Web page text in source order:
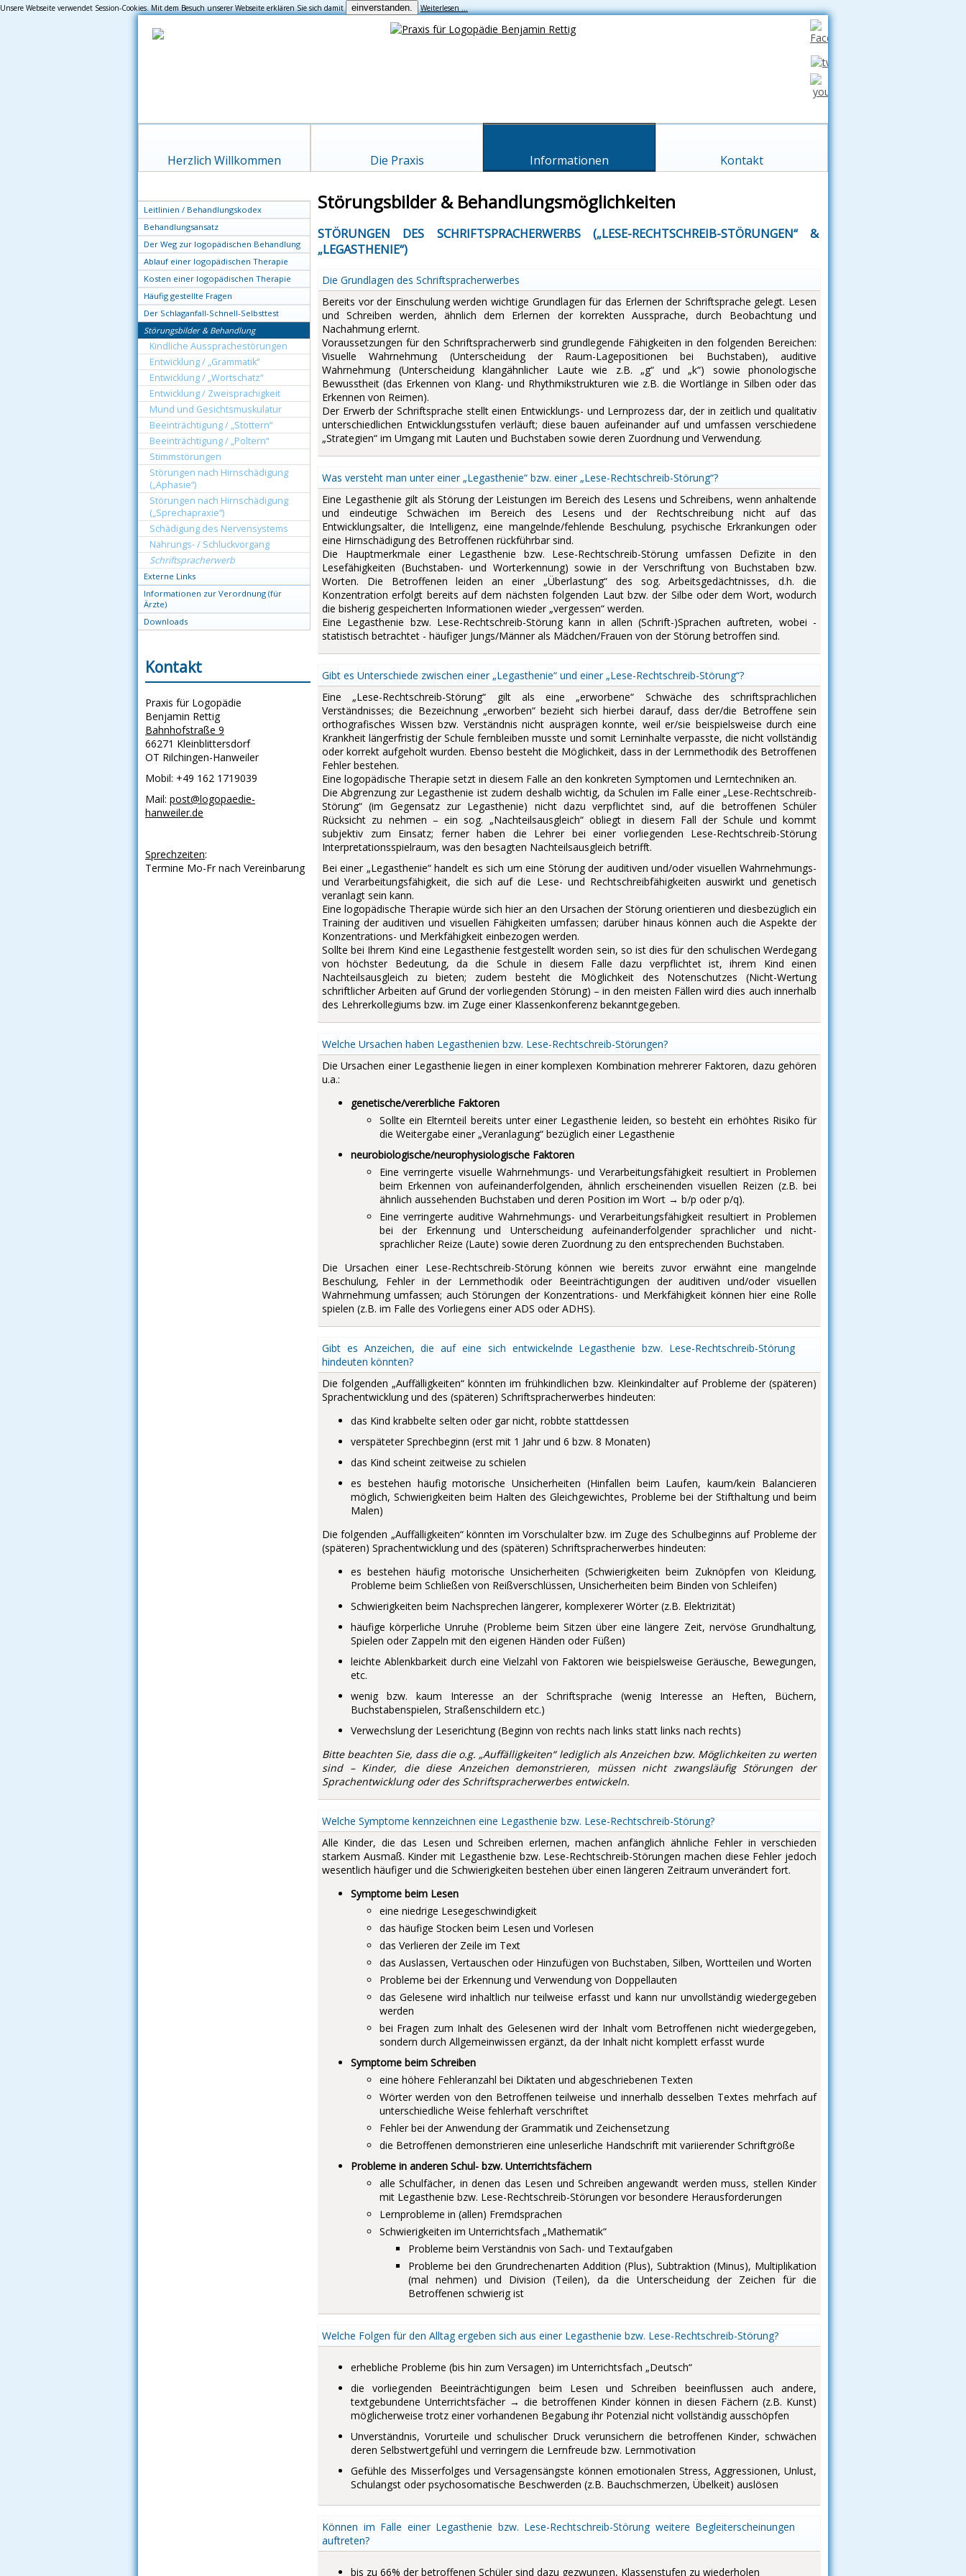
Unsere Webseite verwendet Session-Cookies. Mit dem Besuch unserer Webseite erklären Sie sich damit einverstanden. Weiterlesen …
Navigation
Herzlich Willkommen Die Praxis Informationen Kontakt
Störungsbilder & Behandlungsmöglichkeiten
STÖRUNGEN DES SCHRIFTSPRACHERWERBS („LESE-RECHTSCHREIB-STÖRUNGEN“ &
„LEGASTHENIE“)
Die Grundlagen des Schriftspracherwerbes
Bereits vor der Einschulung werden wichtige Grundlagen für das Erlernen der Schriftsprache gelegt. Lesen
und Schreiben werden, ähnlich dem Erlernen der korrekten Aussprache, durch Beobachtung und
Nachahmung erlernt.
Voraussetzungen für den Schriftspracherwerb sind grundlegende Fähigkeiten in den folgenden Bereichen:
Visuelle Wahrnehmung (Unterscheidung der Raum-Lagepositionen bei Buchstaben), auditive
Wahrnehmung (Unterscheidung klangähnlicher Laute wie z.B. „g“ und „k“) sowie phonologische
Bewusstheit (das Erkennen von Klang- und Rhythmikstrukturen wie z.B. die Wortlänge in Silben oder das
Erkennen von Reimen).
Der Erwerb der Schriftsprache stellt einen Entwicklungs- und Lernprozess dar, der in zeitlich und qualitativ
unterschiedlichen Entwicklungsstufen verläuft; diese bauen aufeinander auf und umfassen verschiedene
„Strategien“ im Umgang mit Lauten und Buchstaben sowie deren Zuordnung und Verwendung.
Was versteht man unter einer „Legasthenie“ bzw. einer „Lese-Rechtschreib-Störung“?
Eine Legasthenie gilt als Störung der Leistungen im Bereich des Lesens und Schreibens, wenn anhaltende
und eindeutige Schwächen im Bereich des Lesens und der Rechtschreibung nicht auf das
Entwicklungsalter, die Intelligenz, eine mangelnde/fehlende Beschulung, psychische Erkrankungen oder
eine Hirnschädigung des Betroffenen rückführbar sind.
Die Hauptmerkmale einer Legasthenie bzw. Lese-Rechtschreib-Störung umfassen Defizite in den
Lesefähigkeiten (Buchstaben- und Worterkennung) sowie in der Verschriftung von Buchstaben bzw.
Worten. Die Betroffenen leiden an einer „Überlastung“ des sog. Arbeitsgedächtnisses, d.h. die
Konzentration erfolgt bereits auf dem nächsten folgenden Laut bzw. der Silbe oder dem Wort, wodurch
die bisherig gespeicherten Informationen wieder „vergessen“ werden.
Eine Legasthenie bzw. Lese-Rechtschreib-Störung kann in allen (Schrift-)Sprachen auftreten, wobei -
statistisch betrachtet - häufiger Jungs/Männer als Mädchen/Frauen von der Störung betroffen sind.
Gibt es Unterschiede zwischen einer „Legasthenie“ und einer „Lese-Rechtschreib-Störung“?
Eine „Lese-Rechtschreib-Störung“ gilt als eine „erworbene“ Schwäche des schriftsprachlichen
Verständnisses; die Bezeichnung „erworben“ bezieht sich hierbei darauf, dass der/die Betroffene sein
orthografisches Wissen bzw. Verständnis nicht ausprägen konnte, weil er/sie beispielsweise durch eine
Krankheit längerfristig der Schule fernbleiben musste und somit Lerninhalte verpasste, die nicht vollständig
oder korrekt aufgeholt wurden. Ebenso besteht die Möglichkeit, dass in der Lernmethodik des Betroffenen
Fehler bestehen.
Eine logopädische Therapie setzt in diesem Falle an den konkreten Symptomen und Lerntechniken an.
Die Abgrenzung zur Legasthenie ist zudem deshalb wichtig, da Schulen im Falle einer „Lese-Rechtschreib-
Störung“ (im Gegensatz zur Legasthenie) nicht dazu verpflichtet sind, auf die betroffenen Schüler
Rücksicht zu nehmen – ein sog. „Nachteilsausgleich“ obliegt in diesem Fall der Schule und kommt
subjektiv zum Einsatz; ferner haben die Lehrer bei einer vorliegenden Lese-Rechtschreib-Störung
Interpretationsspielraum, was den besagten Nachteilsausgleich betrifft.
Bei einer „Legasthenie“ handelt es sich um eine Störung der auditiven und/oder visuellen Wahrnehmungs-
und Verarbeitungsfähigkeit, die sich auf die Lese- und Rechtschreibfähigkeiten auswirkt und genetisch
veranlagt sein kann.
Eine logopädische Therapie würde sich hier an den Ursachen der Störung orientieren und diesbezüglich ein
Training der auditiven und visuellen Fähigkeiten umfassen; darüber hinaus können auch die Aspekte der
Konzentrations- und Merkfähigkeit einbezogen werden.
Sollte bei Ihrem Kind eine Legasthenie festgestellt worden sein, so ist dies für den schulischen Werdegang
von höchster Bedeutung, da die Schule in diesem Falle dazu verpflichtet ist, ihrem Kind einen
Nachteilsausgleich zu bieten; zudem besteht die Möglichkeit des Notenschutzes (Nicht-Wertung
schriftlicher Arbeiten auf Grund der vorliegenden Störung) – in den meisten Fällen wird dies auch innerhalb
des Lehrerkollegiums bzw. im Zuge einer Klassenkonferenz bekanntgegeben.
Welche Ursachen haben Legasthenien bzw. Lese-Rechtschreib-Störungen?
Die Ursachen einer Legasthenie liegen in einer komplexen Kombination mehrerer Faktoren, dazu gehören
u.a.:
genetische/vererbliche Faktoren
Sollte ein Elternteil bereits unter einer Legasthenie leiden, so besteht ein erhöhtes Risiko für
die Weitergabe einer „Veranlagung“ bezüglich einer Legasthenie
neurobiologische/neurophysiologische Faktoren
Eine verringerte visuelle Wahrnehmungs- und Verarbeitungsfähigkeit resultiert in Problemen
beim Erkennen von aufeinanderfolgenden, ähnlich erscheinenden visuellen Reizen (z.B. bei
ähnlich aussehenden Buchstaben und deren Position im Wort → b/p oder p/q).
Eine verringerte auditive Wahrnehmungs- und Verarbeitungsfähigkeit resultiert in Problemen
bei der Erkennung und Unterscheidung aufeinanderfolgender sprachlicher und nicht-
sprachlicher Reize (Laute) sowie deren Zuordnung zu den entsprechenden Buchstaben.
Die Ursachen einer Lese-Rechtschreib-Störung können wie bereits zuvor erwähnt eine mangelnde
Beschulung, Fehler in der Lernmethodik oder Beeinträchtigungen der auditiven und/oder visuellen
Wahrnehmung umfassen; auch Störungen der Konzentrations- und Merkfähigkeit können hier eine Rolle
spielen (z.B. im Falle des Vorliegens einer ADS oder ADHS).
Gibt es Anzeichen, die auf eine sich entwickelnde Legasthenie bzw. Lese-Rechtschreib-Störung
hindeuten könnten?
Die folgenden „Auffälligkeiten“ könnten im frühkindlichen bzw. Kleinkindalter auf Probleme der (späteren)
Sprachentwicklung und des (späteren) Schriftspracherwerbes hindeuten:
das Kind krabbelte selten oder gar nicht, robbte stattdessen
verspäteter Sprechbeginn (erst mit 1 Jahr und 6 bzw. 8 Monaten)
das Kind scheint zeitweise zu schielen
es bestehen häufig motorische Unsicherheiten (Hinfallen beim Laufen, kaum/kein Balancieren
möglich, Schwierigkeiten beim Halten des Gleichgewichtes, Probleme bei der Stifthaltung und beim
Malen)
Die folgenden „Auffälligkeiten“ könnten im Vorschulalter bzw. im Zuge des Schulbeginns auf Probleme der
(späteren) Sprachentwicklung und des (späteren) Schriftspracherwerbes hindeuten:
es bestehen häufig motorische Unsicherheiten (Schwierigkeiten beim Zuknöpfen von Kleidung,
Probleme beim Schließen von Reißverschlüssen, Unsicherheiten beim Binden von Schleifen)
Schwierigkeiten beim Nachsprechen längerer, komplexerer Wörter (z.B. Elektrizität)
häufige körperliche Unruhe (Probleme beim Sitzen über eine längere Zeit, nervöse Grundhaltung,
Spielen oder Zappeln mit den eigenen Händen oder Füßen)
leichte Ablenkbarkeit durch eine Vielzahl von Faktoren wie beispielsweise Geräusche, Bewegungen,
etc.
wenig bzw. kaum Interesse an der Schriftsprache (wenig Interesse an Heften, Büchern,
Buchstabenspielen, Straßenschildern etc.)
Verwechslung der Leserichtung (Beginn von rechts nach links statt links nach rechts)
Bitte beachten Sie, dass die o.g. „Auffälligkeiten“ lediglich als Anzeichen bzw. Möglichkeiten zu werten
sind – Kinder, die diese Anzeichen demonstrieren, müssen nicht zwangsläufig Störungen der
Sprachentwicklung oder des Schriftspracherwerbes entwickeln.
Welche Symptome kennzeichnen eine Legasthenie bzw. Lese-Rechtschreib-Störung?
Alle Kinder, die das Lesen und Schreiben erlernen, machen anfänglich ähnliche Fehler in verschieden
starkem Ausmaß. Kinder mit Legasthenie bzw. Lese-Rechtschreib-Störungen machen diese Fehler jedoch
wesentlich häufiger und die Schwierigkeiten bestehen über einen längeren Zeitraum unverändert fort.
Symptome beim Lesen
eine niedrige Lesegeschwindigkeit
das häufige Stocken beim Lesen und Vorlesen
das Verlieren der Zeile im Text
das Auslassen, Vertauschen oder Hinzufügen von Buchstaben, Silben, Wortteilen und Worten
Probleme bei der Erkennung und Verwendung von Doppellauten
das Gelesene wird inhaltlich nur teilweise erfasst und kann nur unvollständig wiedergegeben
werden
bei Fragen zum Inhalt des Gelesenen wird der Inhalt vom Betroffenen nicht wiedergegeben,
sondern durch Allgemeinwissen ergänzt, da der Inhalt nicht komplett erfasst wurde
Symptome beim Schreiben
eine höhere Fehleranzahl bei Diktaten und abgeschriebenen Texten
Wörter werden von den Betroffenen teilweise und innerhalb desselben Textes mehrfach auf
unterschiedliche Weise fehlerhaft verschriftet
Fehler bei der Anwendung der Grammatik und Zeichensetzung
die Betroffenen demonstrieren eine unleserliche Handschrift mit variierender Schriftgröße
Probleme in anderen Schul- bzw. Unterrichtsfächern
alle Schulfächer, in denen das Lesen und Schreiben angewandt werden muss, stellen Kinder
mit Legasthenie bzw. Lese-Rechtschreib-Störungen vor besondere Herausforderungen
Lernprobleme in (allen) Fremdsprachen
Schwierigkeiten im Unterrichtsfach „Mathematik“
Probleme beim Verständnis von Sach- und Textaufgaben
Probleme bei den Grundrechenarten Addition (Plus), Subtraktion (Minus), Multiplikation
(mal nehmen) und Division (Teilen), da die Unterscheidung der Zeichen für die
Betroffenen schwierig ist
Welche Folgen für den Alltag ergeben sich aus einer Legasthenie bzw. Lese-Rechtschreib-Störung?
erhebliche Probleme (bis hin zum Versagen) im Unterrichtsfach „Deutsch“
die vorliegenden Beeinträchtigungen beim Lesen und Schreiben beeinflussen auch andere,
textgebundene Unterrichtsfächer → die betroffenen Kinder können in diesen Fächern (z.B. Kunst)
möglicherweise trotz einer vorhandenen Begabung ihr Potenzial nicht vollständig ausschöpfen
Unverständnis, Vorurteile und schulischer Druck verunsichern die betroffenen Kinder, schwächen
deren Selbstwertgefühl und verringern die Lernfreude bzw. Lernmotivation
Gefühle des Misserfolges und Versagensängste können emotionalen Stress, Aggressionen, Unlust,
Schulangst oder psychosomatische Beschwerden (z.B. Bauchschmerzen, Übelkeit) auslösen
Können im Falle einer Legasthenie bzw. Lese-Rechtschreib-Störung weitere Begleiterscheinungen
auftreten?
bis zu 66% der betroffenen Schüler sind dazu gezwungen, Klassenstufen zu wiederholen
Navigation
überspringen
Leitlinien / Behandlungskodex
Behandlungsansatz
Der Weg zur logopädischen Behandlung
Ablauf einer logopädischen Therapie
Kosten einer logopädischen Therapie
Häufig gestellte Fragen
Der Schlaganfall-Schnell-Selbsttest
Störungsbilder & Behandlung
Kindliche Aussprachestörungen
Entwicklung / „Grammatik“
Entwicklung / „Wortschatz“
Entwicklung / Zweisprachigkeit
Mund und Gesichtsmuskulatur
Beeinträchtigung / „Stottern“
Beeinträchtigung / „Poltern“
Stimmstörungen
Störungen nach Hirnschädigung
(„Aphasie“)
Störungen nach Hirnschädigung
(„Sprechapraxie“)
Schädigung des Nervensystems
Nahrungs- / Schluckvorgang
Schriftspracherwerb
Externe Links
Informationen zur Verordnung (für
Ärzte)
Downloads
Kontakt
Praxis für Logopädie
Benjamin Rettig
Bahnhofstraße 9
66271 Kleinblittersdorf
OT Rilchingen-Hanweiler
Mobil: +49 162 1719039
Mail: post@logopaedie-
hanweiler.de
Sprechzeiten:
Termine Mo-Fr nach Vereinbarung